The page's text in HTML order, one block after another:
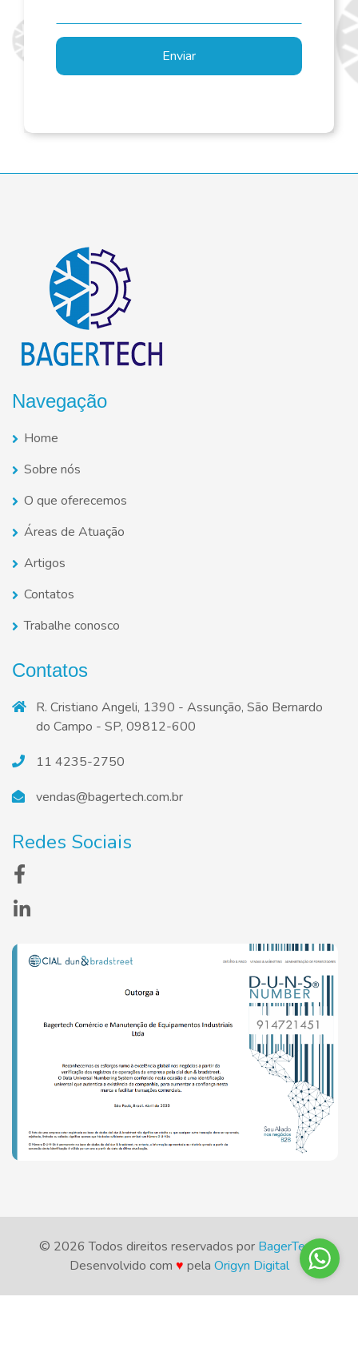
Enviar
Navegação
Home
Sobre nós
O que oferecemos
Áreas de Atuação
Artigos
Contatos
Trabalhe conosco
Contatos
R. Cristiano Angeli, 1390 - Assunção, São Bernardo
do Campo - SP, 09812-600
11 4235-2750
vendas@bagertech.com.br
Redes Sociais
© 2026 Todos direitos reservados por BagerTech.
Desenvolvido com ♥ pela Origyn Digital